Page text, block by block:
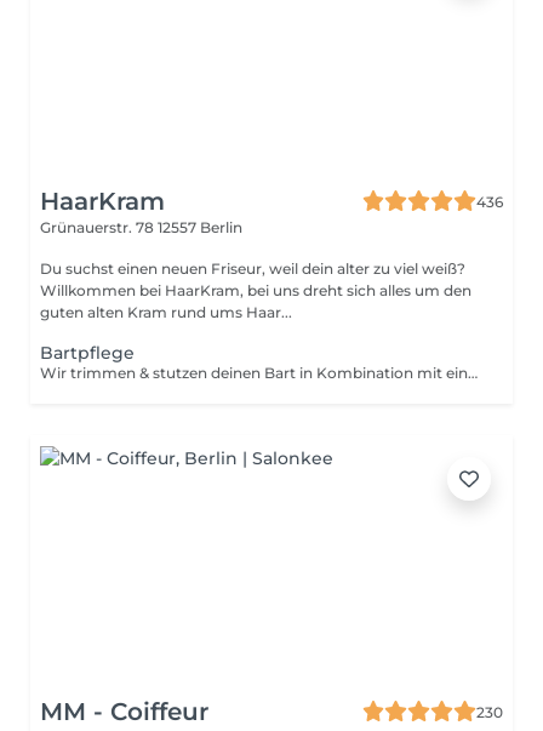
HaarKram
436
Grünauerstr. 78 12557 Berlin
Du suchst einen neuen Friseur, weil dein alter zu viel weiß?
Willkommen bei HaarKram, bei uns dreht sich alles um den
guten alten Kram rund ums Haar...
Bartpflege
Wir trimmen & stutzen deinen Bart in Kombination mit einem Haarschnitt, gleichen die Kontur an und bieten dir eine passende Pflege. Gib dafür gerne in deiner Buchung in den Notizen an, dass du diese Option gerne dazubuchen möchtest und wir planen das in deine Behandlung gegen Aufpreis mit ein!
MM - Coiffeur
230